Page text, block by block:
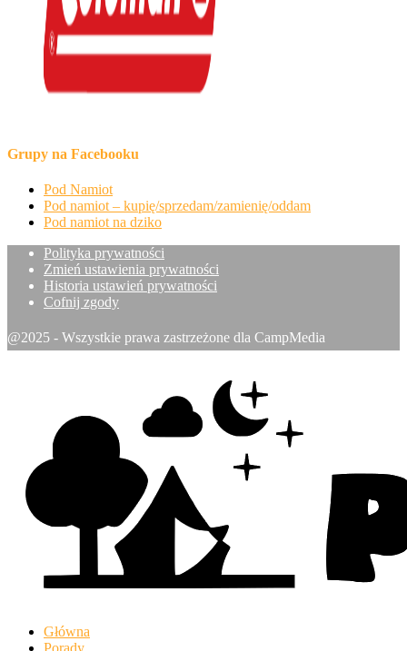
Grupy na Facebooku
Pod Namiot
Pod namiot – kupię/sprzedam/zamienię/oddam
Pod namiot na dziko
Polityka prywatności
Zmień ustawienia prywatności
Historia ustawień prywatności
Cofnij zgody
@2025 - Wszystkie prawa zastrzeżone dla CampMedia
Główna